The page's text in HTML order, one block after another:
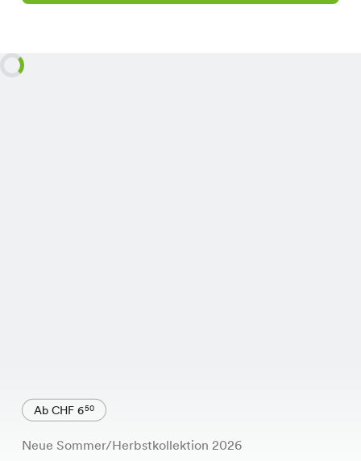
Ab CHF 650
Neue Sommer/Herbstkollektion 2026